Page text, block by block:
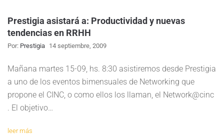
Prestigia asistará a: Productividad y nuevas
tendencias en RRHH
Por: Prestigia 14 septiembre, 2009
Mañana martes 15-09, hs. 8:30 asistiremos desde Prestigia
a uno de los eventos bimensuales de Networking que
propone el CINC, o como ellos los llaman, el Network@cinc
. El objetivo…
leer más